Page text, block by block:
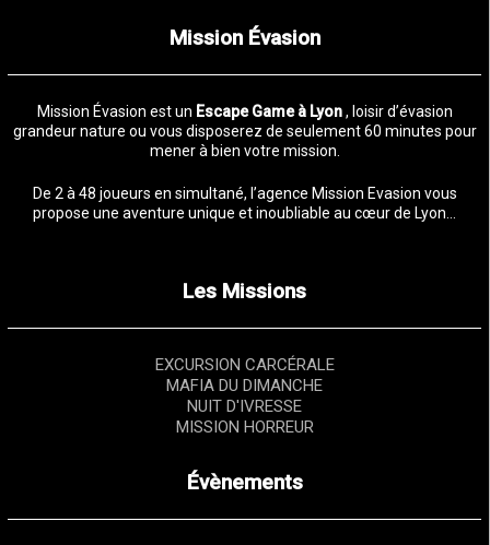
Mission Évasion
Mission Évasion est un Escape Game à Lyon, loisir d’évasion
grandeur nature ou vous disposerez de seulement 60 minutes pour
mener à bien votre mission.
De 2 à 48 joueurs en simultané, l’agence Mission Evasion vous
propose une aventure unique et inoubliable au cœur de Lyon…
Les Missions
EXCURSION CARCÉRALE
MAFIA DU DIMANCHE
NUIT D'IVRESSE
MISSION HORREUR
Évènements